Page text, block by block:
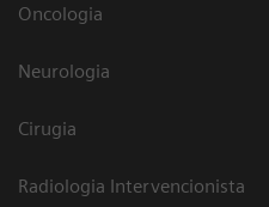
Oncologia
Neurologia
Cirugia
Radiologia Intervencionista